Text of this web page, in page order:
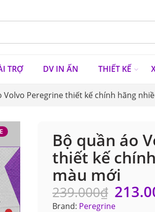
TRỢ DV IN ẤN THIẾT KẾ
Volvo Peregrine thiết kế chính hãng
Bộ quần áo
thiết kế
màu mới
239.000₫
Brand: Peregrine